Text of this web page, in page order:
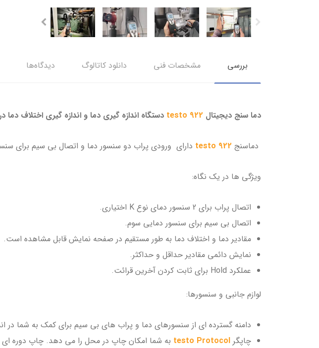
بررسی مشخصات فنی دانلود کاتالوگ دیدگاه‌ها
دما سنج دیجیتال دستگاه اندازه گیری دما و اندازه گیری اختلاف دما
دماسنج testo 922 دارای ورودی پراب دو سنسور دما و اتصال بی سیم برای
ویژگی ها در یک نگاه:
اتصال پراب برای 2 سنسور دمای نوع K اختیاری.
اتصال بی سیم برای سنسور دمایی سوم.
مقادیر دما و اختلاف دما به طور مستقیم در صفحه نمایش قابل مشاهده است.
نمایش دائمی مقادیر حداقل و حداکثر.
عملکرد Hold برای ثابت کردن آخرین قرائت.
لوازم جانبی و سنسورها:
دامنه گسترده ای از سنسورهای دما و پراب های بی سیم برای کمک به شما در
چاپگر testo Protocol به شما امکان چاپ در محل را می دهد. چاپ دوره ای